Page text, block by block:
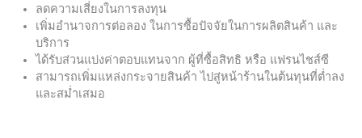
ลดความเสี่ยงในการลงทุน
เพิ่มอำนาจการต่อลอง ในการซื้อปัจจัยในการผลิตสินค้า และ
บริการ
ได้รับส่วนแบ่งค่าตอบแทนจาก ผู้ที่ซื้อสิทธิ หรือ แฟรนไชส์ซี
สามารถเพิ่มแหล่งกระจายสินค้า ไปสู่หน้าร้านในต้นทุนที่ต่ำลง
และสม่ำเสมอ